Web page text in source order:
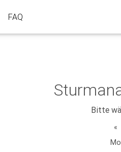
FAQ
Bitte
«
Mo